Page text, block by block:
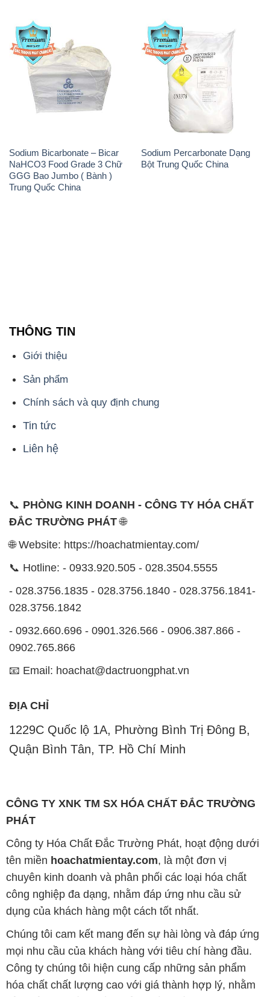
Sodium Bicarbonate – Bicar
NaHCO3 Food Grade 3 Chữ
GGG Bao Jumbo ( Bành )
Trung Quốc China
Sodium Percarbonate Dạng
Bột Trung Quốc China
THÔNG TIN
Giới thiệu
Sản phẩm
Chính sách và quy định chung
Tin tức
Liên hệ
📞 PHÒNG KINH DOANH - CÔNG TY HÓA CHẤT
ĐẮC TRƯỜNG PHÁT🌐
🌐 Website: https://hoachatmientay.com/
📞 Hotline: - 0933.920.505 - 028.3504.5555
- 028.3756.1835 - 028.3756.1840 - 028.3756.1841-
028.3756.1842
- 0932.660.696 - 0901.326.566 - 0906.387.866 -
0902.765.866
📧 Email: hoachat@dactruongphat.vn
ĐỊA CHỈ
1229C Quốc lộ 1A, Phường Bình Trị Đông B,
Quận Bình Tân, TP. Hồ Chí Minh
CÔNG TY XNK TM SX HÓA CHẤT ĐẮC TRƯỜNG
PHÁT
Công ty Hóa Chất Đắc Trường Phát, hoạt động dưới
tên miền hoachatmientay.com, là một đơn vị
chuyên kinh doanh và phân phối các loại hóa chất
công nghiệp đa dạng, nhằm đáp ứng nhu cầu sử
dụng của khách hàng một cách tốt nhất.
Chúng tôi cam kết mang đến sự hài lòng và đáp ứng
mọi nhu cầu của khách hàng với tiêu chí hàng đầu.
Công ty chúng tôi hiện cung cấp những sản phẩm
hóa chất chất lượng cao với giá thành hợp lý, nhằm